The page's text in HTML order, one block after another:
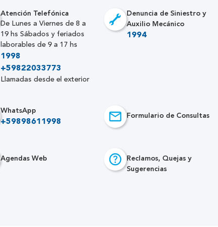
Atención Telefónica
De Lunes a Viernes de 8 a
19 hs Sábados y feriados
laborables de 9 a 17 hs
1998
+59822033773
Llamadas desde el exterior
Denuncia de Siniestro y
Auxilio Mecánico
1994
WhatsApp
+59898611998
Formulario de Consultas
Agendas Web
Reclamos, Quejas y
Sugerencias